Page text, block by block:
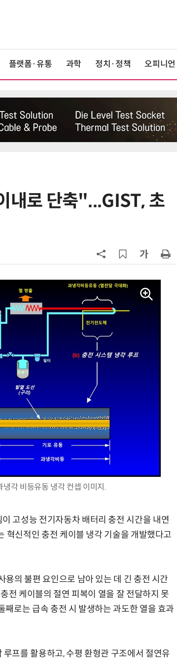
플랫폼·유통 과학 정치·정책 오피니언
내로 단축"...GIST, 초
각 비등유동 냉각 컨셉 이미지.
고성능 전기자동차 배터리 충전 시간을 내연
혁신적인 충전 케이블 냉각 기술을 개발했다고
의 불편 요인으로 남아 있는 데 긴 충전 시간
전 케이블의 절연 피복이 열을 잘 전달하지 못
로는 급속 충전 시 발생하는 과도한 열을 효과
프를 활용하고, 수평 환형관 구조에서 절연유
6
KIST, 기존 반도체 공정으로 전기·
긴급 점검회의…전방위 총력전
로”…포항TP, 한·중 '피지컬 AI' 글
로벌 협력 속도
9
[르포]아이들이 직접 첨단 전자현미
경 다루며 과학원리 체득...과학체험
제공 '주니어닥터' 현장
박성준 아주대 교수, 공기 중 수분으
로 200㎛ 피부 부착 전지 개발